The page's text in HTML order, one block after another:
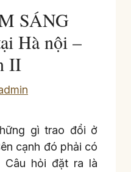
SÁNG
Hà nội –
II
gì trao đổi ở
cạnh đó phải có
Câu hỏi đặt ra là